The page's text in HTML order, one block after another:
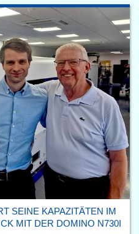
SEINE KAPAZITÄTEN IM
MIT DER DOMINO N730I